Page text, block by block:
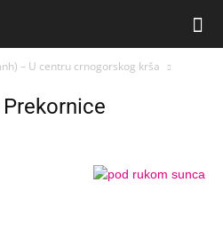
– U centru crnogorskog krša